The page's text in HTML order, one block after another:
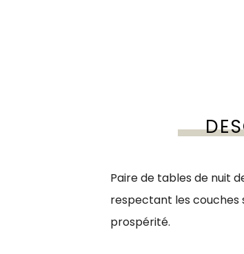
Paire de tables de nuit
respectant les couches
prospérité.